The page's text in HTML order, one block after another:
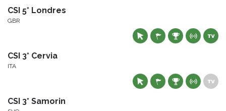
CSI 5* Londres
GBR
CSI 3* Cervia
ITA
CSI 3* Samorin